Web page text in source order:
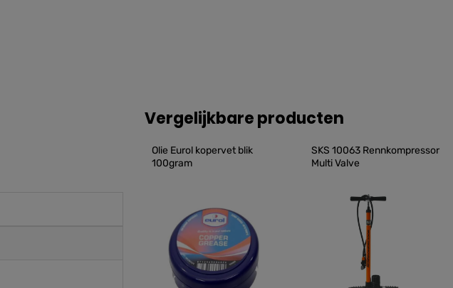
Vergelijkbare producten
Olie Eurol kopervet blik
100gram
SKS 10063 Rennkompressor
Multi Valve